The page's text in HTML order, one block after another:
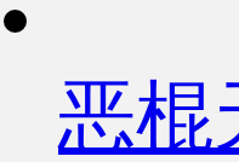
恶棍